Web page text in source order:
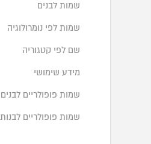
שמות לבנים
שמות לפי נומרולוגיה
שם לפי קטגוריה
מידע שימושי
שמות פופולריים לבנים 2022
שמות פופולריים לבנות 2022